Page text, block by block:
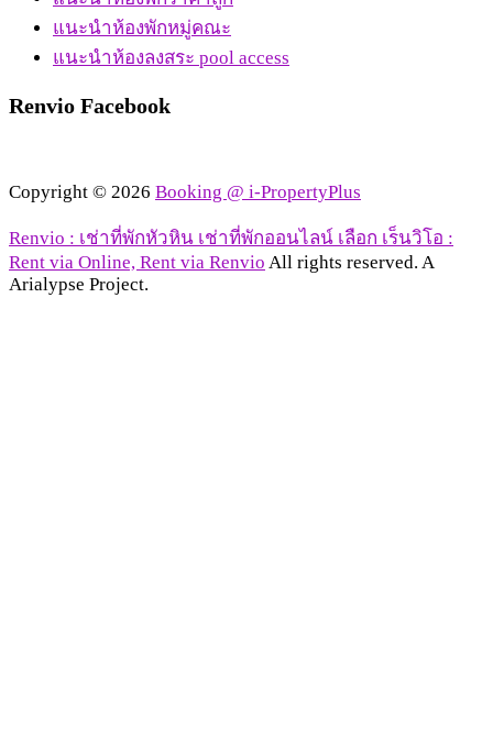
แนะนำห้องพักหมู่คณะ
แนะนำห้องลงสระ pool access
Renvio Facebook
Copyright © 2026 Booking @ i-PropertyPlus
Renvio : เช่าที่พักหัวหิน เช่าที่พักออนไลน์ เลือก เร็นวิโอ :
Rent via Online, Rent via Renvio All rights reserved. A
Arialypse Project.